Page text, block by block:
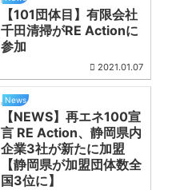
【101団体目】有限会社
千田清掃がRE Actionに
参加
2021.01.07
News
【NEWS】再エネ100宣
言 RE Action、静岡県内
企業3社が新たに加盟
【静岡県が加盟団体数全
国3位に】